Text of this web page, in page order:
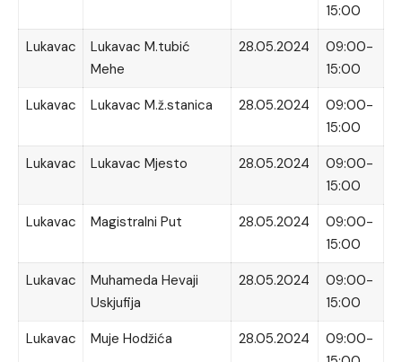
15:00
Lukavac
Lukavac M.tubić
Mehe
28.05.2024
09:00-
15:00
Lukavac
Lukavac M.ž.stanica 28.05.2024
09:00-
15:00
Lukavac
Lukavac Mjesto 28.05.2024
09:00-
15:00
Lukavac
Magistralni Put 28.05.2024
09:00-
15:00
Lukavac
Muhameda Hevaji
Uskjufija
28.05.2024
09:00-
15:00
Lukavac
Muje Hodžića 28.05.2024
09:00-